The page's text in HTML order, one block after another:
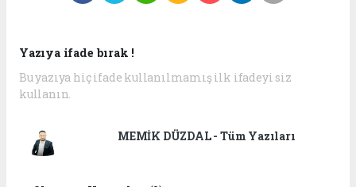
Yazıya ifade bırak !
Bu yazıya hiç ifade kullanılmamış ilk ifadeyi siz
kullanın.
MEMİK DÜZDAL - Tüm Yazıları